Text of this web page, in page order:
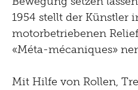
1954 stellt der Künstler
motorbetriebenen
«Méta-mécaniques»
Mit Hilfe von Rollen,